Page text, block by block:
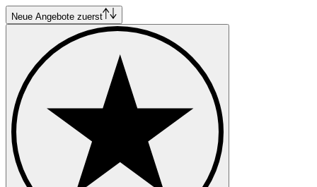
Neue Angebote zuerst